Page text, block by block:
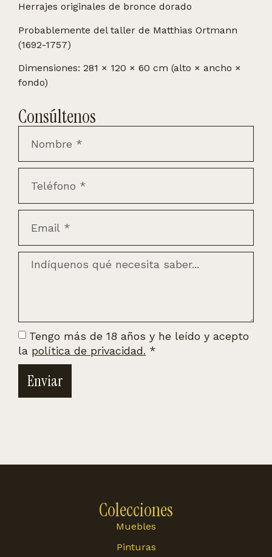
Herrajes originales de bronce dorado
Probablemente del taller de Matthias Ortmann
(1692-1757)
Dimensiones: 281 × 120 × 60 cm (alto × ancho ×
fondo)
Consúltenos
Tengo más de 18 años y he leído y acepto
la política de privacidad. *
Enviar
Colecciones
Muebles
Pinturas